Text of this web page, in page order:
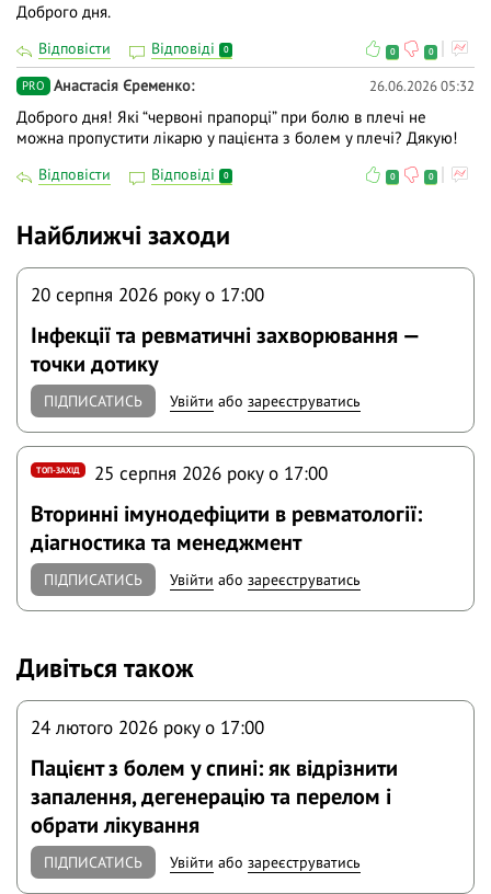
Доброго дня.
Відповісти Відповіді 0 0 0
PRO Анастасія Єременко 26.06.2026 05:32
Доброго дня! Які “червоні прапорці” при болю в плечі не
можна пропустити лікарю у пацієнта з болем у плечі? Дякую!
Відповісти Відповіді 0 0 0
Найближчі заходи
20 серпня 2026 року o 17:00
Інфекції та ревматичні захворювання —
точки дотику
ПІДПИСАТИСЬ Увійти абозареєструватись
ТОП-ЗАХІД 25 серпня 2026 року o 17:00
Вторинні імунодефіцити в ревматології:
діагностика та менеджмент
ПІДПИСАТИСЬ Увійти абозареєструватись
Дивіться також
24 лютого 2026 року o 17:00
Пацієнт з болем у спині: як відрізнити
запалення, дегенерацію та перелом і
обрати лікування
ПІДПИСАТИСЬ Увійти абозареєструватись